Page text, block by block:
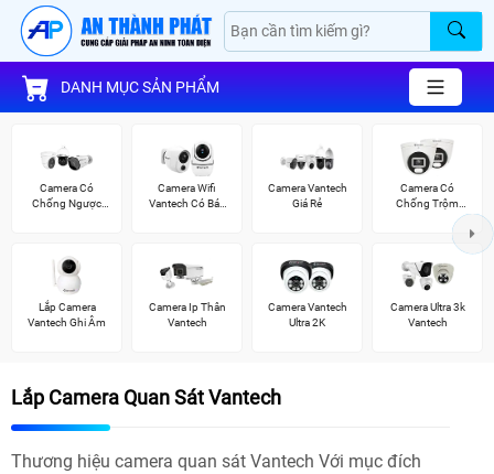
DANH MỤC SẢN PHẨM
Camera Có
Chống Ngược
Camera Wifi
Vantech Có Báo
Camera Vantech
Giá Rẻ
Camera Có
Chống Trộm
Lắp Camera
Vantech Ghi Âm
Camera Ip Thân
Vantech
Camera Vantech
Ultra 2K
Camera Ultra 3k
Vantech
Lắp Camera Quan Sát Vantech
Thương hiệu camera quan sát Vantech Với mục đích